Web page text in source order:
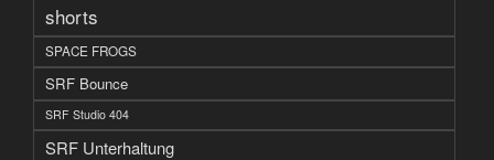
shorts
SPACE FROGS
SRF Bounce
SRF Studio 404
SRF Unterhaltung